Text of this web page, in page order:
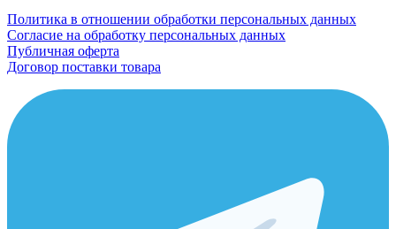
Политика в отношении обработки персональных данных
Согласие на обработку персональных данных
Публичная оферта
Договор поставки товара